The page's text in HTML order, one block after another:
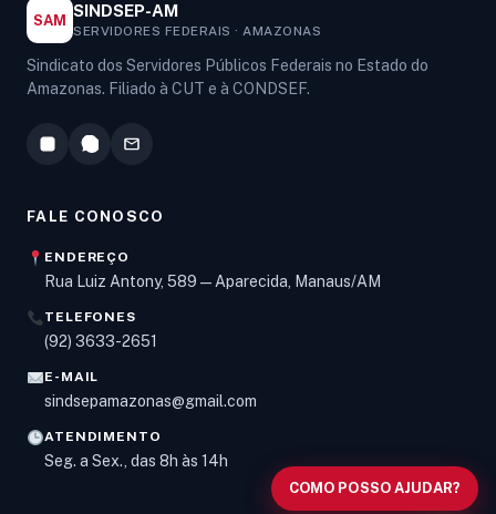
SAM SINDSEP-AM
SERVIDORES FEDERAIS · AMAZONAS
Sindicato dos Servidores Públicos Federais no Estado do
Amazonas. Filiado à CUT e à CONDSEF.
FALE CONOSCO
ENDEREÇO
Rua Luiz Antony, 589 — Aparecida, Manaus/AM
TELEFONES
(92) 3633-2651
E-MAIL
sindsepamazonas@gmail.com
ATENDIMENTO
Seg. a Sex., das 8h às 14h
COMO POSSO AJUDAR?
Olá! Digite um assunto e vou buscar em nossas